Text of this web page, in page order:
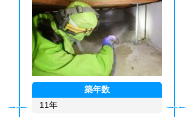
築年数
43年